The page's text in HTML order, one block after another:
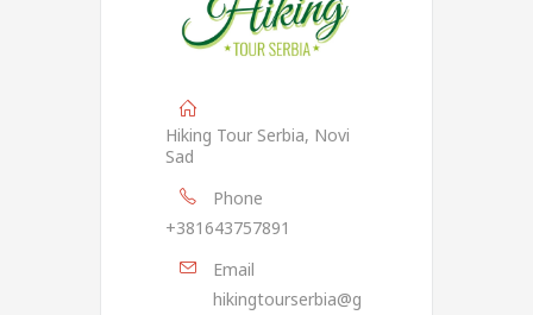
Hiking Tour Serbia, Novi
Sad
Phone
+381643757891
Email
hikingtourserbia@g